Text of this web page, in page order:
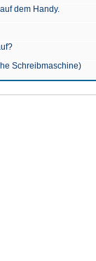
dem Handy.
Schreibmaschine)